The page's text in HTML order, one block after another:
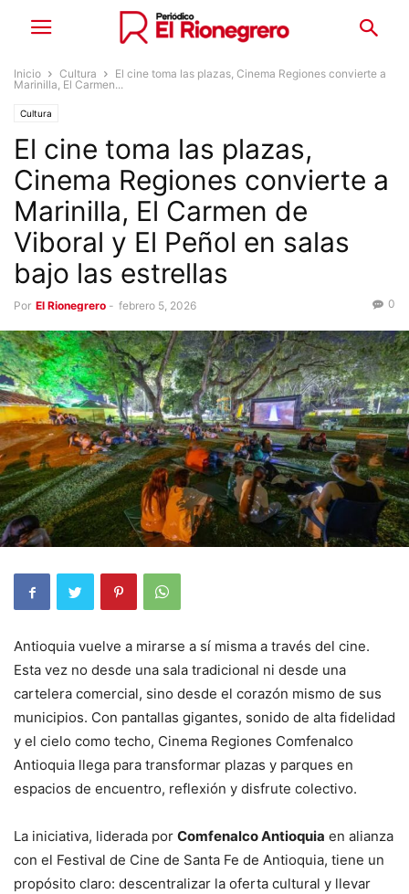
Inicio Cultura
El cine toma las plazas, Cinema Regiones convierte a
Marinilla, El Carmen...
Cultura
El cine toma las plazas,
Cinema Regiones convierte a
Marinilla, El Carmen de
Viboral y El Peñol en salas
bajo las estrellas
Por El Rionegrero - febrero 5, 2026 0
Antioquia vuelve a mirarse a sí misma a través del cine.
Esta vez no desde una sala tradicional ni desde una
cartelera comercial, sino desde el corazón mismo de sus
municipios. Con pantallas gigantes, sonido de alta fidelidad
y el cielo como techo, Cinema Regiones Comfenalco
Antioquia llega para transformar plazas y parques en
espacios de encuentro, reflexión y disfrute colectivo.
La iniciativa, liderada por Comfenalco Antioquia en alianza
con el Festival de Cine de Santa Fe de Antioquia, tiene un
propósito claro: descentralizar la oferta cultural y llevar